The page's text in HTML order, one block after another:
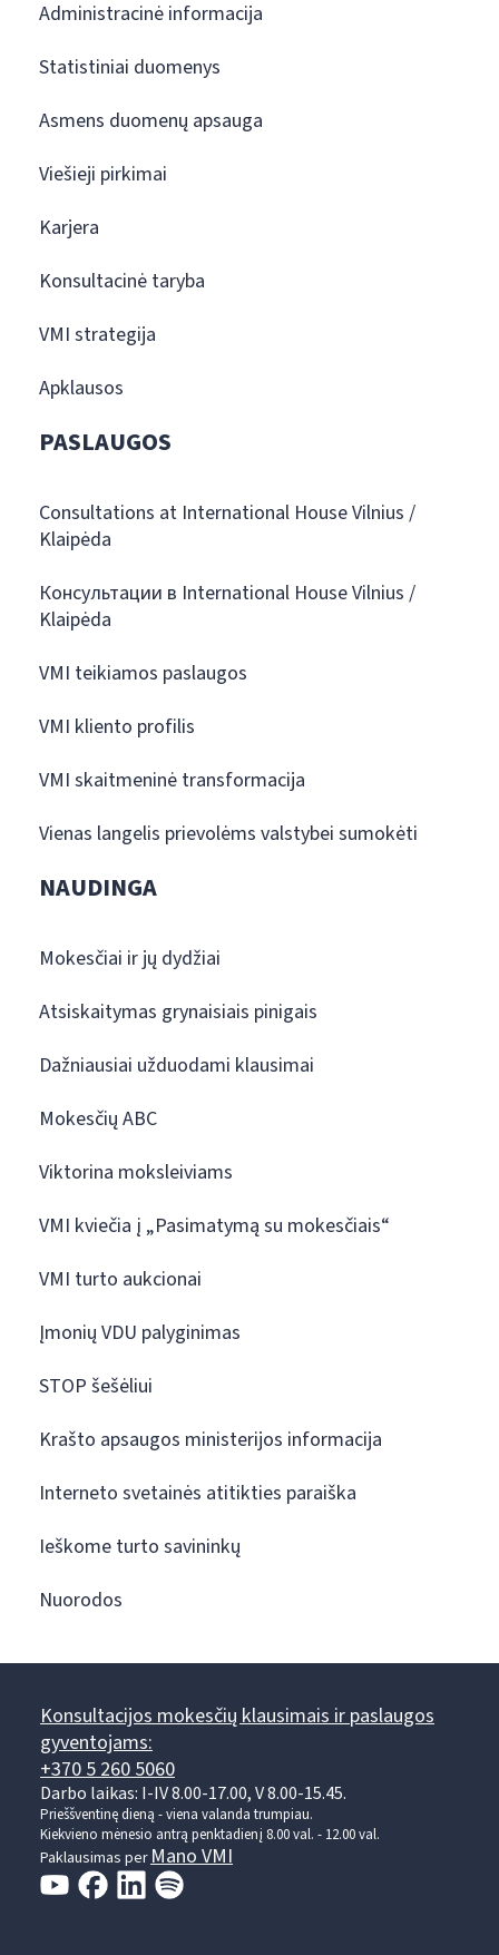
Administracinė informacija
Statistiniai duomenys
Asmens duomenų apsauga
Viešieji pirkimai
Karjera
Konsultacinė taryba
VMI strategija
Apklausos
PASLAUGOS
Consultations at International House Vilnius /
Klaipėda
Консультации в International House Vilnius /
Klaipėda
VMI teikiamos paslaugos
VMI kliento profilis
VMI skaitmeninė transformacija
Vienas langelis prievolėms valstybei sumokėti
NAUDINGA
Mokesčiai ir jų dydžiai
Atsiskaitymas grynaisiais pinigais
Dažniausiai užduodami klausimai
Mokesčių ABC
Viktorina moksleiviams
VMI kviečia į „Pasimatymą su mokesčiais“
VMI turto aukcionai
Įmonių VDU palyginimas
STOP šešėliui
Krašto apsaugos ministerijos informacija
Interneto svetainės atitikties paraiška
Ieškome turto savininkų
Nuorodos
Konsultacijos mokesčių klausimais ir paslaugos
gyventojams:
+370 5 260 5060
Darbo laikas: I-IV 8.00-17.00, V 8.00-15.45.
Prieššventinę dieną - viena valanda trumpiau.
Kiekvieno mėnesio antrą penktadienį 8.00 val. - 12.00 val.
Paklausimas perMano VMI